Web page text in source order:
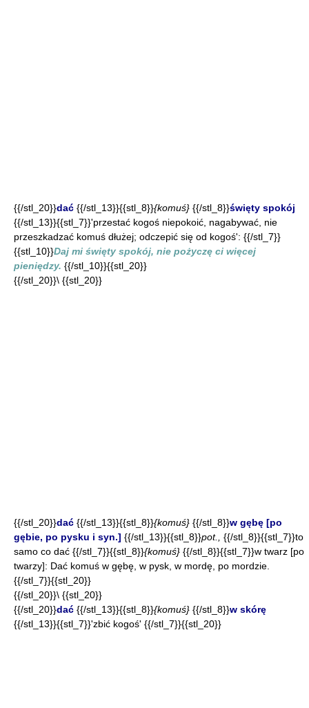
{{/stl_20}}dać {{/stl_13}}{{stl_8}}{komuś} {{/stl_8}}święty spokój
{{/stl_13}}{{stl_7}}'przestać kogoś niepokoić, nagabywać, nie
przeszkadzać komuś dłużej; odczepić się od kogoś': {{/stl_7}}
{{stl_10}}Daj mi święty spokój, nie pożyczę ci więcej
pieniędzy. {{/stl_10}}{{stl_20}}
{{/stl_20}}\ {{stl_20}}
{{/stl_20}}dać {{/stl_13}}{{stl_8}}{komuś} {{/stl_8}}w gębę [po
gębie, po pysku i syn.] {{/stl_13}}{{stl_8}}pot., {{/stl_8}}{{stl_7}}to
samo co dać {{/stl_7}}{{stl_8}}{komuś} {{/stl_8}}{{stl_7}}w twarz [po
twarzy]: Dać komuś w gębę, w pysk, w mordę, po mordzie.
{{/stl_7}}{{stl_20}}
{{/stl_20}}\ {{stl_20}}
{{/stl_20}}dać {{/stl_13}}{{stl_8}}{komuś} {{/stl_8}}w skórę
{{/stl_13}}{{stl_7}}'zbić kogoś' {{/stl_7}}{{stl_20}}